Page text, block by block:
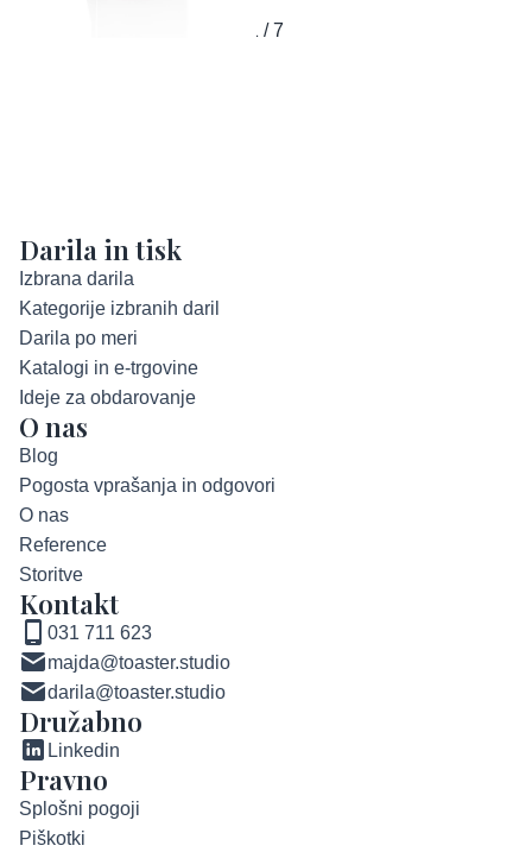
1 / 7
Darila in tisk
Izbrana darila
Kategorije izbranih daril
Darila po meri
Katalogi in e-trgovine
Ideje za obdarovanje
O nas
Blog
Pogosta vprašanja in odgovori
O nas
Reference
Storitve
Kontakt
031 711 623
majda@toaster.studio
darila@toaster.studio
Družabno
Linkedin
Pravno
Splošni pogoji
Piškotki